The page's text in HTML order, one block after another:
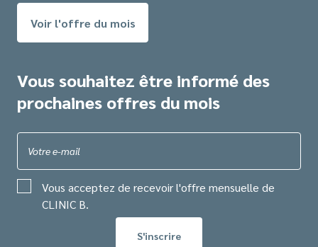
Voir l'offre du mois
Vous souhaitez être informé des
prochaines offres du mois
Votre e-mail
Vous acceptez de recevoir l'offre mensuelle de
CLINIC B.